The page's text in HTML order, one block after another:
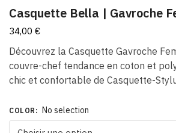
Casquette Bella | Gavroche
34,00 €
Découvrez la Casquette Gavroche
couvre-chef tendance en coton et
chic et confortable de Casquette-
COLOR : No selection